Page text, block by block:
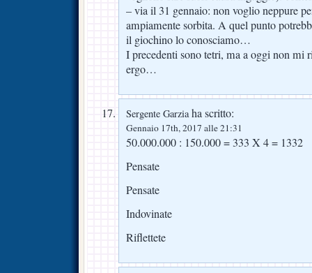
– via il 31 gennaio: non voglio neppure
ampiamente sorbita. A quel punto
il giochino lo conosciamo…
I precedenti sono tetri, ma a oggi non mi
ergo…
Sergente Garziaha scritto:
Gennaio 17th, 2017 alle 21:31
50.000.000 : 150.000 = 333 X 4 = 1332
Pensate
Pensate
Indovinate
Riflettete